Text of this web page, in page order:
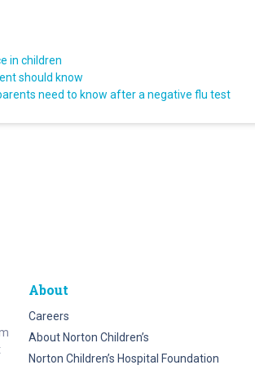
in children
should know
need to know after a negative flu test
About
Careers
About Norton Children’s
Norton Children’s Hospital Foundation